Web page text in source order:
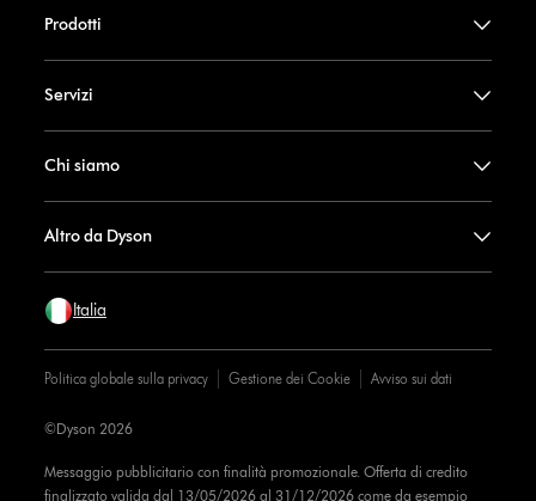
Prodotti
Servizi
Chi siamo
Altro da Dyson
Italia
Politica globale sulla privacy Gestione dei Cookie Avviso sui dati
Messaggio pubblicitario con finalità promozionale. Offerta di credito
finalizzato valida dal 13/05/2026 al 31/12/2026 come da esempio
©Dyson 2026